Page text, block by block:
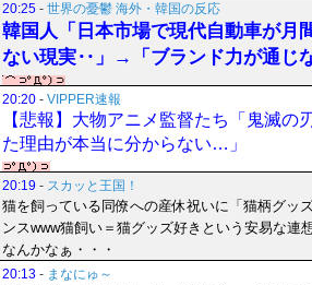
20:25 - 世界の憂鬱 海外・韓国の反応
韓国人「日本市場で現代自動車が月
ない現実‥」→「ブランド力が通じ
20:20 - VIPPER速報
【悲報】大物アニメ監督たち「鬼滅の
た理由が本当に分からない…」
20:19 - スカッと王国！
猫を飼っている同僚への産休祝いに「猫柄グッ
ンスwww猫飼い＝猫グッズ好きという安易な連
なんかなぁ・・・
20:13 - まなにゅ～